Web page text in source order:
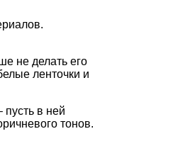
не делать его
ленточки и
пусть в ней
тонов.